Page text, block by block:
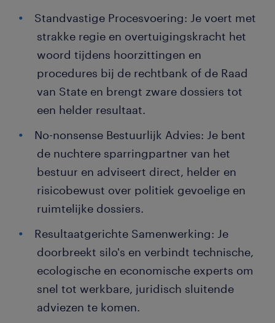
Standvastige Procesvoering: Je voert met
strakke regie en overtuigingskracht het
woord tijdens hoorzittingen en
procedures bij de rechtbank of de Raad
van State en brengt zware dossiers tot
een helder resultaat.
No-nonsense Bestuurlijk Advies: Je bent
de nuchtere sparringpartner van het
bestuur en adviseert direct, helder en
risicobewust over politiek gevoelige en
ruimtelijke dossiers.
Resultaatgerichte Samenwerking: Je
doorbreekt silo's en verbindt technische,
ecologische en economische experts om
snel tot werkbare, juridisch sluitende
adviezen te komen.